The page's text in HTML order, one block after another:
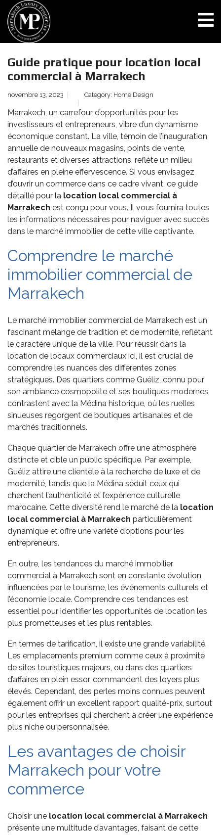
Guide pratique pour location local
commercial à Marrakech
novembre 13, 2023 Category: Home Design
Marrakech, un carrefour d’opportunités pour les
investisseurs et entrepreneurs, vibre d’un dynamisme
économique constant. La ville, témoin de l’inauguration
annuelle de nouveaux magasins, points de vente,
restaurants et diverses attractions, reflète un milieu
d’affaires en pleine effervescence. Si vous envisagez
d’ouvrir un commerce dans ce cadre vivant, ce guide
détaillé pour la location local commercial à
Marrakech est conçu pour vous. Il vous fournira toutes
les informations nécessaires pour naviguer avec succès
dans le marché immobilier de cette ville captivante.
Comprendre le marché
immobilier commercial de
Marrakech
Le marché immobilier commercial de Marrakech est un
fascinant mélange de tradition et de modernité, reflétant
le caractère unique de la ville. Pour réussir dans la
location de locaux commerciaux ici, il est crucial de
comprendre les nuances des différentes zones
stratégiques. Des quartiers comme Guéliz, connu pour
son ambiance cosmopolite et ses boutiques modernes,
contrastent avec la Médina historique, où les ruelles
sinueuses regorgent de boutiques artisanales et de
marchés traditionnels.
Chaque quartier de Marrakech offre une atmosphère
distincte et cible un public spécifique. Par exemple,
Guéliz attire une clientèle à la recherche de luxe et de
modernité, tandis que la Médina séduit ceux qui
cherchent l’authenticité et l’expérience culturelle
marocaine. Cette diversité rend le marché de la location
local commercial à Marrakech particulièrement
dynamique et offre une variété d’options pour les
entrepreneurs.
En outre, les tendances du marché immobilier
commercial à Marrakech sont en constante évolution,
influencées par le tourisme, les événements culturels et
l’économie locale. Comprendre ces tendances est
essentiel pour identifier les opportunités de location les
plus prometteuses et les plus rentables.
En termes de tarification, il existe une grande variabilité.
Les emplacements premium comme ceux à proximité
de sites touristiques majeurs, ou dans des quartiers
d’affaires en plein essor, commandent des loyers plus
élevés. Cependant, des perles moins connues peuvent
également offrir un excellent rapport qualité-prix, surtout
pour les entreprises qui cherchent à créer une expérience
plus niche ou personnalisée.
Les avantages de choisir
Marrakech pour votre
commerce
Choisir une location local commercial à Marrakech
présente une multitude d’avantages, faisant de cette